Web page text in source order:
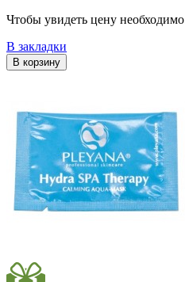
Чтобы увидеть цену необходимо
В закладки
В корзину